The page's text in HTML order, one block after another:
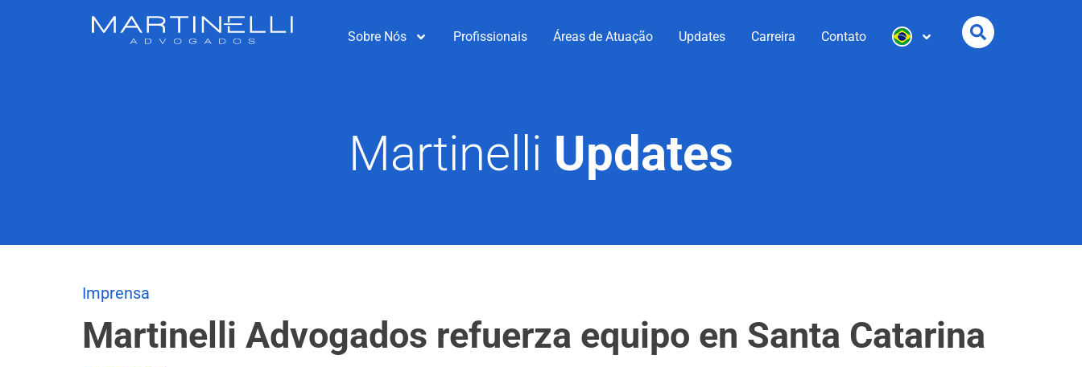
Sobre Nós Profissionais Áreas de Atuação Updates Carreira Contato
Martinelli Updates
Imprensa
Martinelli Advogados refuerza equipo en Santa Catarina